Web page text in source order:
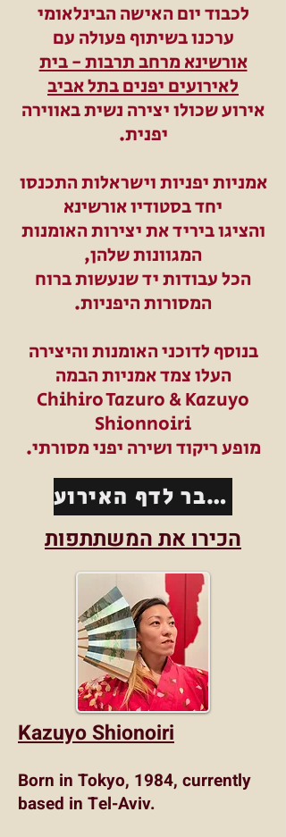
לכבוד יום האישה הבינלאומי
ערכנו בשיתוף פעולה עם
אורשינא מרחב תרבות - בית
לאירועים יפנים בתל אביב
אירוע שכולו יצירה נשית באווירה
יפנית.
אמניות יפניות וישראלות התכנסו
יחד בסטודיו אורשינא
והציגו ביריד את יצירות האומנות
המגוונות שלהן,
הכל עבודות יד שנעשות ברוח
המסורות היפניות.
בנוסף לדוכני האומנות והיצירה
העלו צמד אמניות הבמה
Chihiro Tazuro & Kazuyo
Shionnoiri
מופע ריקוד ושירה יפני מסורתי.
מעבר לדף האירוע
הכירו את המשתתפות
Kazuyo Shionoiri
Born in Tokyo, 1984, currently
based in Tel-Aviv.